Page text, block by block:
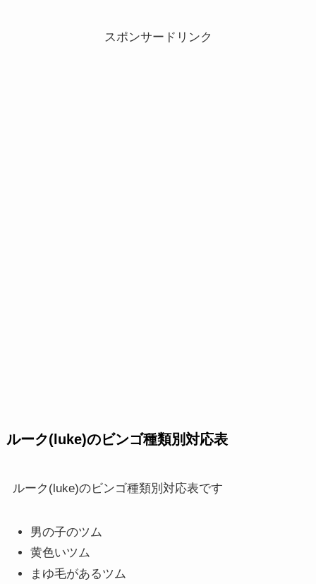
スポンサードリンク
ルーク(luke)のビンゴ種類別対応表
ルーク(luke)のビンゴ種類別対応表です
男の子のツム
黄色いツム
まゆ毛があるツム